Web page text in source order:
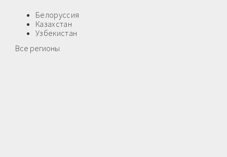
Белоруссия
Казахстан
Узбекистан
Все регионы